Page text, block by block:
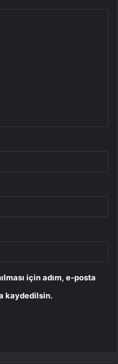
için adım, e-posta
kaydedilsin.